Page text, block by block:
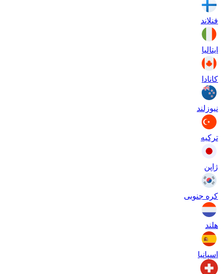
فنلاند
ایتالیا
کانادا
نیوزلند
ترکیه
ژاپن
کره جنوبی
هلند
اسپانیا